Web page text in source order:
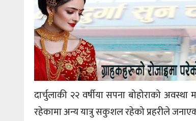
दार्चुलाकी २२ वर्षीया सपना बोहोराको
रहेकामा अन्य यात्रु सकुशल रहेको प्रहरीले